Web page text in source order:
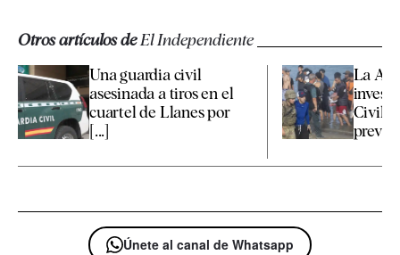
Otros artículos deEl Independiente
Una guardia civil
asesinada a tiros en el
cuartel de Llanes por
[...]
La
Civil
Únete al canal de Whatsapp